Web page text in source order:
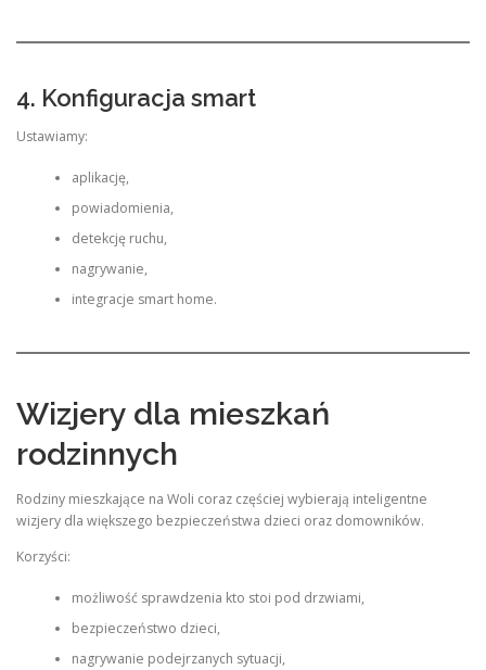
4. Konfiguracja smart
Ustawiamy:
aplikację,
powiadomienia,
detekcję ruchu,
nagrywanie,
integracje smart home.
Wizjery dla mieszkań
rodzinnych
Rodziny mieszkające na Woli coraz częściej wybierają inteligentne
wizjery dla większego bezpieczeństwa dzieci oraz domowników.
Korzyści:
możliwość sprawdzenia kto stoi pod drzwiami,
bezpieczeństwo dzieci,
nagrywanie podejrzanych sytuacji,